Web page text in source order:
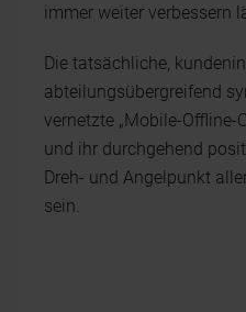
immer weiter verbessern
Die tatsächliche,
abteilungsübergreifend
vernetzte „Mobile-Offline-
und ihr durchgehend
Dreh- und Angelpunkt
sein.